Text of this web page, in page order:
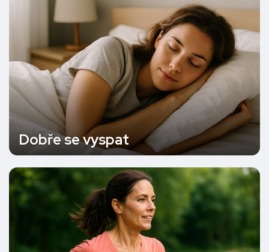
Dobře se vyspat